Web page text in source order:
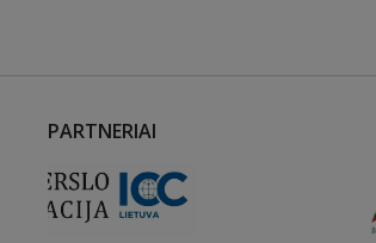
PARTNERIAI